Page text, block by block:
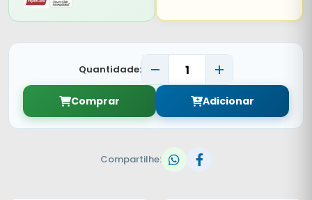
Quantidade:
Comprar Adicionar
Compartilhe: